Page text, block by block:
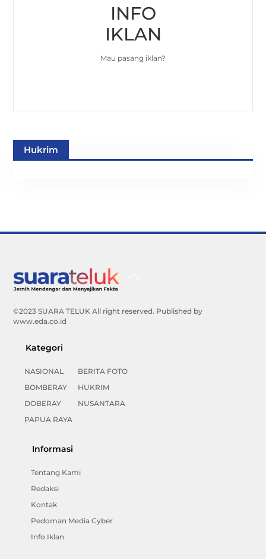
INFO
IKLAN
Mau pasang iklan?
Hukrim
©2023 SUARA TELUK All right reserved. Published by
www.eda.co.id
Kategori
NASIONAL
BOMBERAY
DOBERAY
PAPUA RAYA
BERITA FOTO
HUKRIM
NUSANTARA
Informasi
Tentang Kami
Redaksi
Kontak
Pedoman Media Cyber
Info Iklan